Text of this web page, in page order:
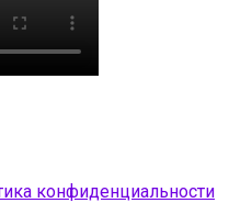
конфиденциальности